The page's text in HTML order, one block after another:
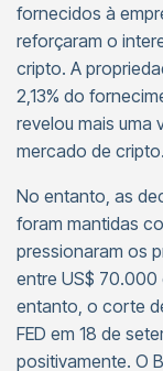
fornecidos à
reforçaram o
cripto. A
2,13% do
revelou mais uma
mercado de cripto.
No entanto, as
foram mantidas
pressionaram os
entre US$ 70.000
entanto, o corte
FED em 18 de
positivamente. O